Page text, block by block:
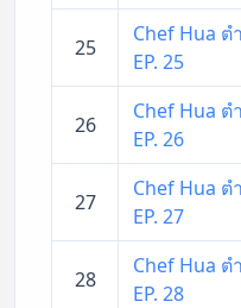
25
Chef Hua ต
EP. 25
26
Chef Hua ต
EP. 26
27
Chef Hua ต
EP. 27
28
Chef Hua ต
EP. 28